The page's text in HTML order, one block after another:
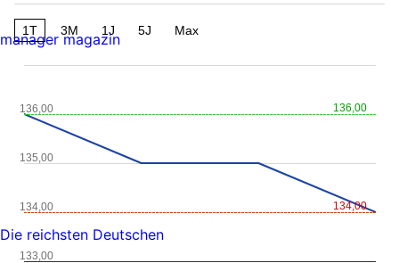
1T 3M 1J 5J Max
136,00
134,00
133,00
134,00
135,00
136,00
manager magazin
Die reichsten Deutschen